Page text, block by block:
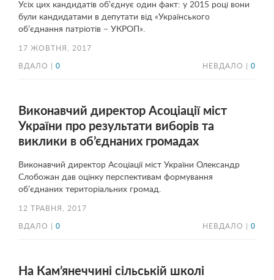
Усіх цих кандидатів об’єднує один факт: у 2015 році вони
були кандидатами в депутати від «Українського
об’єднання патріотів – УКРОП».
17 ЖОВТНЯ, 2017
ВДАЛО | 0 НЕВДАЛО | 0
Виконавчий директор Асоціації міст
України про результати виборів та
виклики в об’єднаних громадах
Виконавчий директор Асоціації міст України Олександр
Слобожан дав оцінку перспективам формування
об’єднаних територіальних громад.
12 ТРАВНЯ, 2017
ВДАЛО | 0 НЕВДАЛО | 0
На Кам’янеччині сільській школі